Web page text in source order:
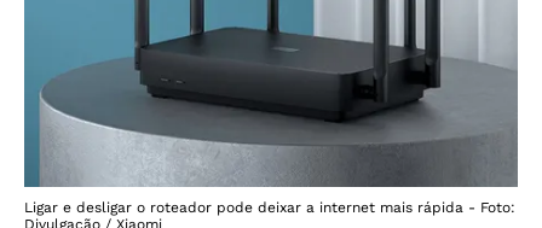
Ligar e desligar o roteador pode deixar a internet mais rápida - Foto:
Divulgação / Xiaomi